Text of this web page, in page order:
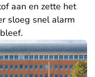
aan en zette het
sloeg snel alarm